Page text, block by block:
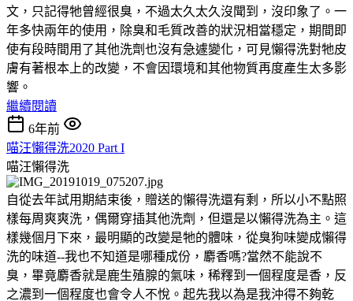
文，只記得牠曾經很臭，不過太久太久沒聞到，沒印象了。一
年多快兩年的使用，除臭和毛質改善的狀況相當穩定，期間即
使有段時間用了其他洗劑也沒有急遽變化，可見懶得洗對牠皮
膚有著根本上的改變，不會因環境和其他物質再度產生太多影
響。
繼續閱讀
6年前
喵汪懶得洗2020 Part I
喵汪懶得洗
自從去年試用期結束後，贈送的懶得洗還有剩，所以小不點照
樣每周爽爽洗，偶爾穿插其他洗劑，但還是以懶得洗為主。這
樣幾個月下來，最明顯的改變是牠的體味，從臭狗味變成懶得
洗的味道--我也不知道是哪種成份，麝香嗎?當然不能說不
臭，畢竟麝香就是鹿生殖腺的氣味，稀釋到一個程度是香，反
之濃到一個程度也會令人不悅。起先我以為是我沖得不夠乾